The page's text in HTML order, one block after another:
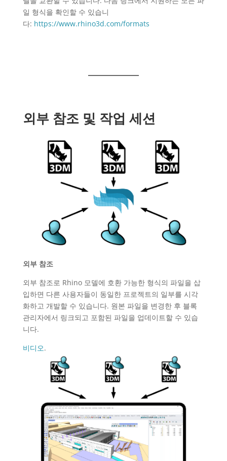
일 형식을 확인할 수 있습니
다: https://www.rhino3d.com/formats
외부 참조 및 작업 세션
외부 참조
외부 참조로 Rhino 모델에 호환 가능한 형식의 파일을 삽
입하면 다른 사용자들이 동일한 프로젝트의 일부를 시각
화하고 개발할 수 있습니다. 원본 파일을 변경한 후 블록
관리자에서 링크되고 포함된 파일을 업데이트할 수 있습
니다.
비디오.